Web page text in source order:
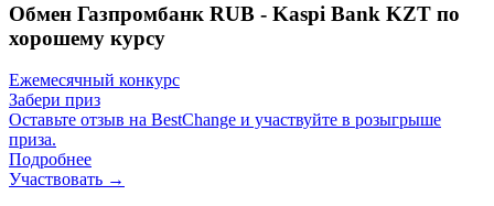
Обмен Газпромбанк RUB - Kaspi Bank KZT по
хорошему курсу
Ежемесячный конкурс
Забери приз
Оставьте отзыв на BestChange и участвуйте в розыгрыше
приза.
Подробнее
Участвовать →